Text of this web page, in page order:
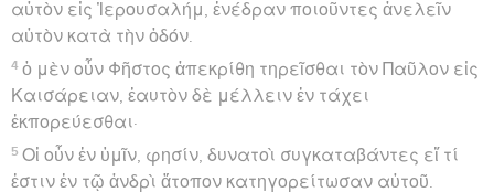
αὐτὸν εἰς Ἰερουσαλήμ, ἐνέδραν ποιοῦντες ἀνελεῖν
αὐτὸν κατὰ τὴν ὁδόν.
4 ὁ μὲν οὖν Φῆστος ἀπεκρίθη τηρεῖσθαι τὸν Παῦλον εἰς
Καισάρειαν, ἑαυτὸν δὲ μέλλειν ἐν τάχει
ἐκπορεύεσθαι·
5 Οἱ οὖν ἐν ὑμῖν, φησίν, δυνατοὶ συγκαταβάντες εἴ τί
ἐστιν ἐν τῷ ἀνδρὶ ἄτοπον κατηγορείτωσαν αὐτοῦ.